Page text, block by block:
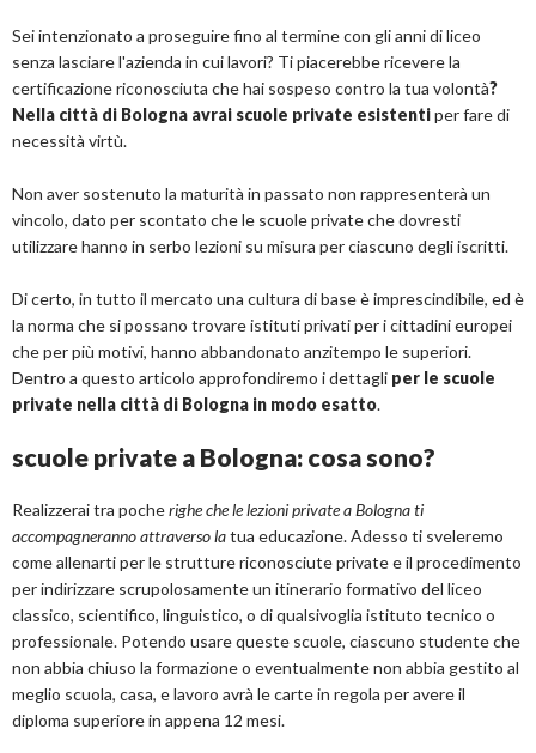
Sei intenzionato a proseguire fino al termine con gli anni di liceo
senza lasciare l'azienda in cui lavori? Ti piacerebbe ricevere la
certificazione riconosciuta che hai sospeso contro la tua volontà?
Nella città di Bologna avrai scuole private esistentiper fare di
necessità virtù.
Non aver sostenuto la maturità in passato non rappresenterà un
vincolo, dato per scontato che le scuole private che dovresti
utilizzare hanno in serbo lezioni su misura per ciascuno degli iscritti.
Di certo, in tutto il mercato una cultura di base è imprescindibile, ed è
la norma che si possano trovare istituti privati per i cittadini europei
che per più motivi, hanno abbandonato anzitempo le superiori.
Dentro a questo articolo approfondiremo i dettagli per le scuole
private nella città di Bologna in modo esatto.
scuole private a Bologna: cosa sono?
Realizzerai tra pocherighe che le lezioni private a Bologna ti
accompagneranno attraverso latua educazione. Adesso ti sveleremo
come allenarti per le strutture riconosciute private e il procedimento
per indirizzare scrupolosamente un itinerario formativo del liceo
classico, scientifico, linguistico, o di qualsivoglia istituto tecnico o
professionale. Potendo usare queste scuole, ciascuno studente che
non abbia chiuso la formazione o eventualmente non abbia gestito al
meglio scuola, casa, e lavoro avrà le carte in regola per avere il
diploma superiore in appena 12 mesi.